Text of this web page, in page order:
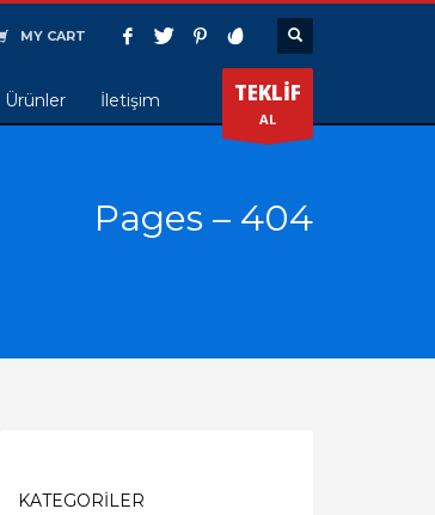
MY CART
Ürünler İletişim TEKLİF
AL
Pages – 404
KATEGORİLER